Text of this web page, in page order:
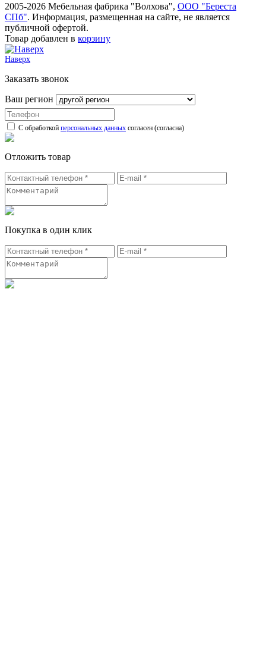
2005-2026 Мебельная фабрика "Волхова", ООО "Береста
СПб". Информация, размещенная на сайте, не является
публичной офертой.
Товар добавлен в корзину
Наверх
Заказать звонок
Ваш регион
С обработкой персональных данных согласен (согласна)
Отложить товар
Покупка в один клик